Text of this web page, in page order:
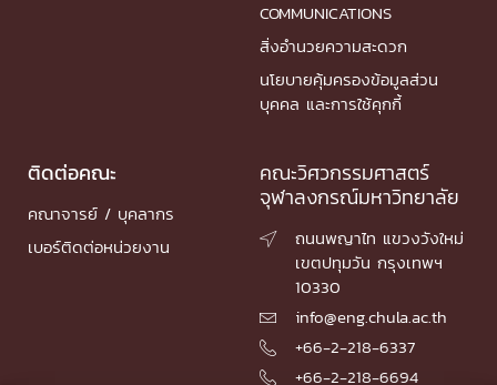
COMMUNICATIONS
สิ่งอำนวยความสะดวก
นโยบายคุ้มครองข้อมูลส่วน
บุคคล และการใช้คุกกี้
ติดต่อคณะ
คณาจารย์ / บุคลากร
เบอร์ติดต่อหน่วยงาน
คณะวิศวกรรมศาสตร์
จุฬาลงกรณ์มหาวิทยาลัย

ถนนพญาไท แขวงวังใหม่
เขตปทุมวัน กรุงเทพฯ
10330
 info@eng.chula.ac.th
 +66-2-218-6337
 +66-2-218-6694